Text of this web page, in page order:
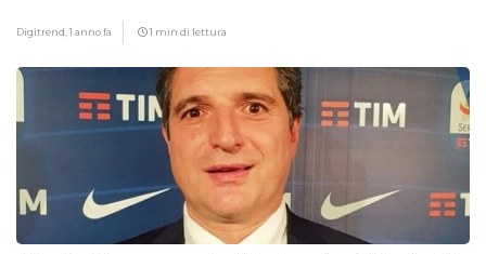
Digitrend,1 anno fa 1 min di lettura